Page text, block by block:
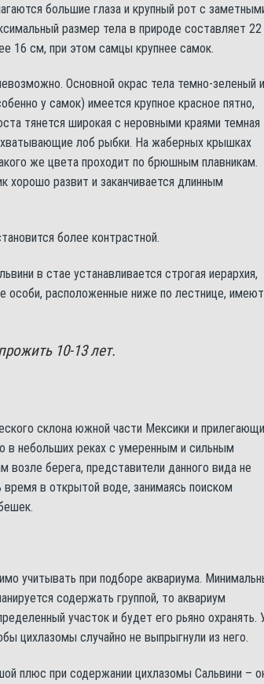
большие глаза и крупный рот с
размер тела в природе составляет 22
16 см, при этом самцы крупнее самок.
Основной окрас тела темно-зеленый
у самок) имеется крупное красное пятно,
тянется широкая с неровными краями темная
лоб рыбки. На жаберных крышках
же цвета проходит по брюшным плавникам.
хорошо развит и заканчивается длинным
более контрастной.
в стае устанавливается строгая иерархия,
особи, расположенные ниже по лестнице, имеют
10-13 лет.
склона южной части Мексики и
в небольших реках с умеренным и сильным
возле берега, представители данного вида не
в открытой воде, занимаясь поиском
учитывать при подборе аквариума.
содержать группой, то аквариум
участок и будет его рьяно охранять.
цихлазомы случайно не выпрыгнули из него.
плюс при содержании цихлазомы Сальвини –